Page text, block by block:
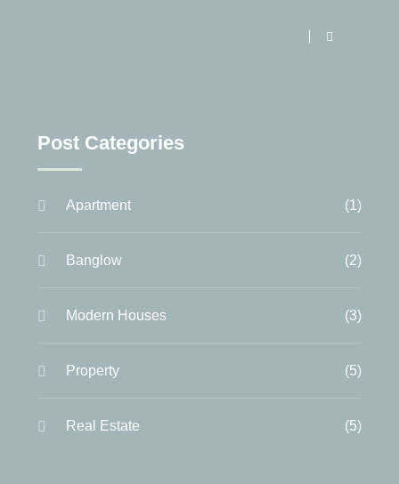
Post Categories
Apartment (1)
Banglow (2)
Modern Houses (3)
Property (5)
Real Estate (5)